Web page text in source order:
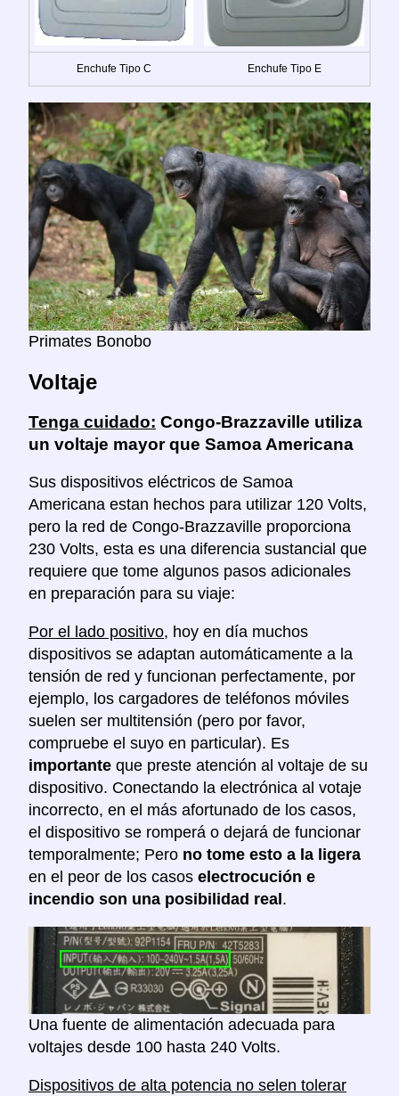
Enchufe Tipo C Enchufe Tipo E
Primates Bonobo
Voltaje
Tenga cuidado: Congo-Brazzaville utiliza
un voltaje mayor que Samoa Americana
Sus dispositivos eléctricos de Samoa
Americana estan hechos para utilizar 120 Volts,
pero la red de Congo-Brazzaville proporciona
230 Volts, esta es una diferencia sustancial que
requiere que tome algunos pasos adicionales
en preparación para su viaje:
Por el lado positivo, hoy en día muchos
dispositivos se adaptan automáticamente a la
tensión de red y funcionan perfectamente, por
ejemplo, los cargadores de teléfonos móviles
suelen ser multitensión (pero por favor,
compruebe el suyo en particular). Es
importante que preste atención al voltaje de su
dispositivo. Conectando la electrónica al votaje
incorrecto, en el más afortunado de los casos,
el dispositivo se romperá o dejará de funcionar
temporalmente; Pero no tome esto a la ligera
en el peor de los casos electrocución e
incendio son una posibilidad real .
Una fuente de alimentación adecuada para
voltajes desde 100 hasta 240 Volts.
Dispositivos de alta potencia no selen tolerar